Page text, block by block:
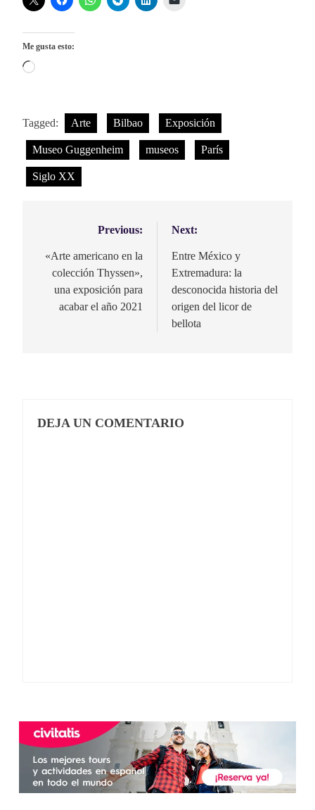
Me gusta esto:
Cargando...
Tagged: Arte Bilbao Exposición
Museo Guggenheim museos París
Siglo XX
Navegación
de
entradas
Previous:
«Arte americano en la
colección Thyssen»,
una exposición para
acabar el año 2021
Next:
Entre México y
Extremadura: la
desconocida historia del
origen del licor de
bellota
DEJA UN COMENTARIO